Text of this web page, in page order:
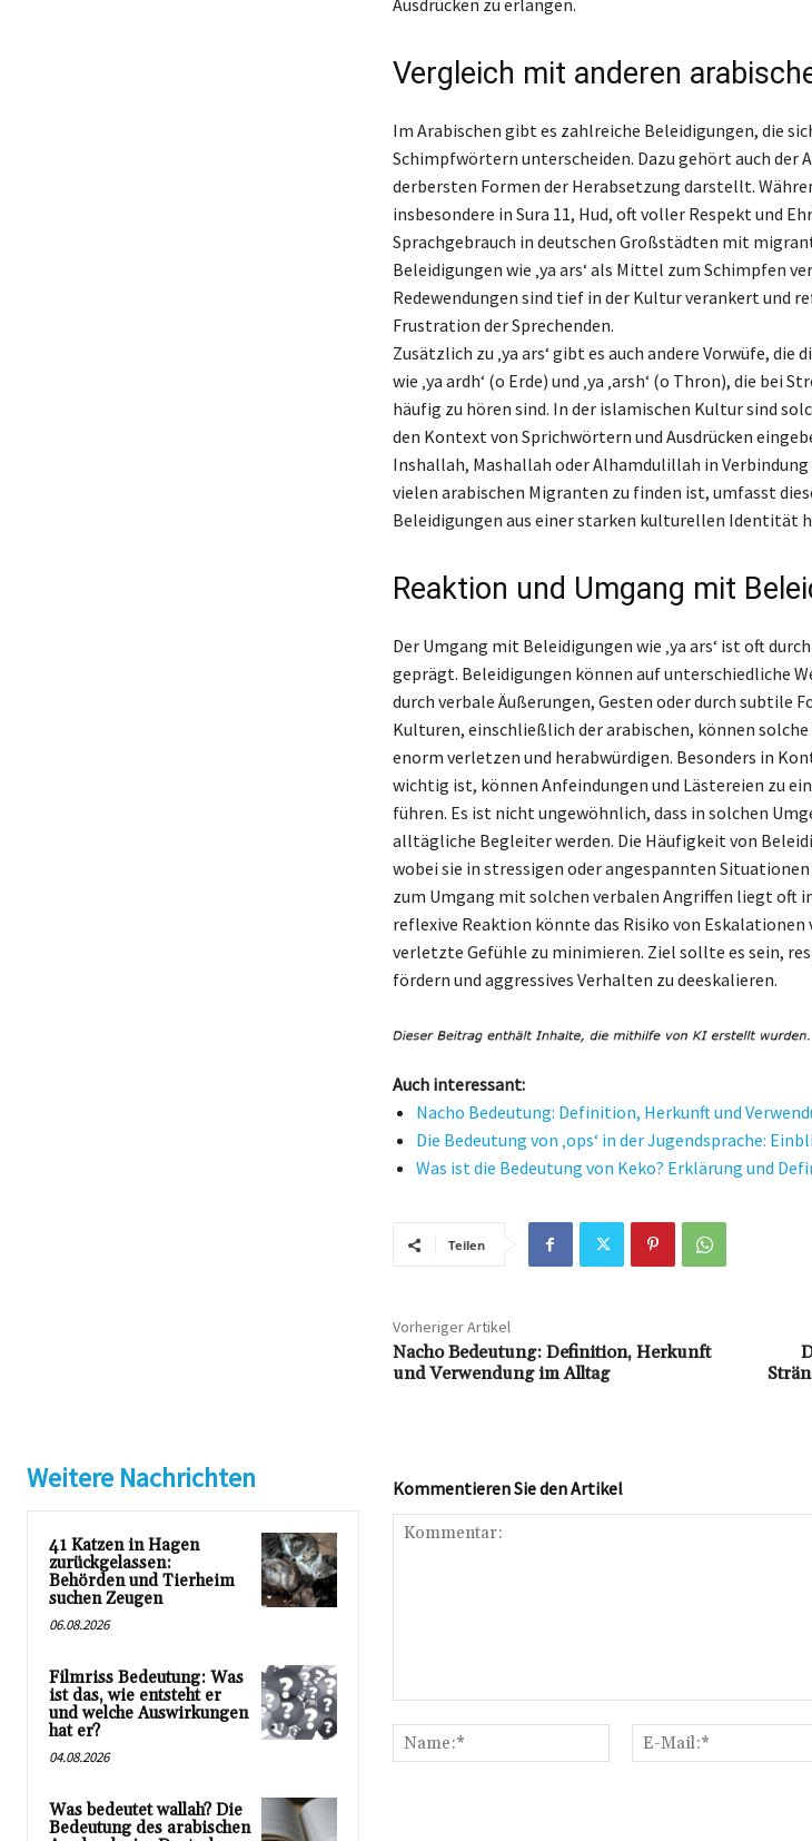
Vergleich mit anderen
Im Arabischen gibt es zahlreiche Beleidigungen, die
Schimpfwörtern unterscheiden. Dazu gehört auch der
derbersten Formen der Herabsetzung darstellt.
insbesondere in Sura 11, Hud, oft voller Respekt und
Sprachgebrauch in deutschen Großstädten mit
Beleidigungen wie ‚ya ars‘ als Mittel zum Schimpfen
Redewendungen sind tief in der Kultur verankert und
Frustration der Sprechenden.
Zusätzlich zu ‚ya ars‘ gibt es auch andere Vorwüfe,
wie ‚ya ardh‘ (o Erde) und ‚ya ‚arsh‘ (o Thron), die bei
häufig zu hören sind. In der islamischen Kultur sind
den Kontext von Sprichwörtern und Ausdrücken
Inshallah, Mashallah oder Alhamdulillah in Verbindung
vielen arabischen Migranten zu finden ist, umfasst
Beleidigungen aus einer starken kulturellen Identität
Reaktion und Umgang mit
Der Umgang mit Beleidigungen wie ‚ya ars‘ ist oft
geprägt. Beleidigungen können auf unterschiedliche
durch verbale Äußerungen, Gesten oder durch subtile
Kulturen, einschließlich der arabischen, können
enorm verletzen und herabwürdigen. Besonders in
wichtig ist, können Anfeindungen und Lästereien zu
führen. Es ist nicht ungewöhnlich, dass in solchen
alltägliche Begleiter werden. Die Häufigkeit von
wobei sie in stressigen oder angespannten
zum Umgang mit solchen verbalen Angriffen liegt oft
reflexive Reaktion könnte das Risiko von
verletzte Gefühle zu minimieren. Ziel sollte es sein,
fördern und aggressives Verhalten zu deeskalieren.
Auch interessant:
Nacho Bedeutung: Definition, Herkunft und
Die Bedeutung von ‚ops‘ in der Jugendsprache:
Was ist die Bedeutung von Keko? Erklärung und
Teilen
Vorheriger Artikel
Nacho Bedeutung: Definition, Herkunft
und Verwendung im Alltag
Weitere Nachrichten
41 Katzen in Hagen
zurückgelassen:
Behörden und Tierheim
suchen Zeugen
06.08.2026
Filmriss Bedeutung: Was
ist das, wie entsteht er
und welche Auswirkungen
hat er?
04.08.2026
Was bedeutet wallah? Die
Bedeutung des arabischen
Kommentieren Sie den Artikel
Name:*